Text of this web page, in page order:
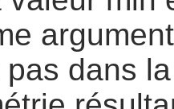
dans